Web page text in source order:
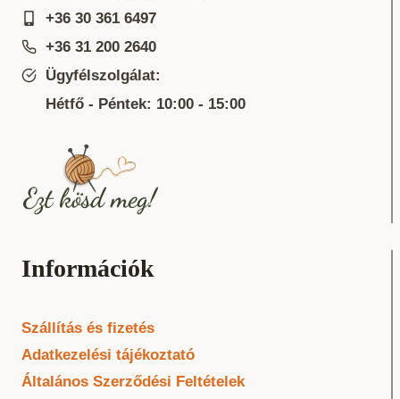
+36 30 361 6497
+36 31 200 2640
Ügyfélszolgálat:
Hétfő - Péntek: 10:00 - 15:00
Információk
Szállítás és fizetés
Adatkezelési tájékoztató
Általános Szerződési Feltételek